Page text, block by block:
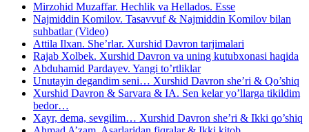
Mirzohid Muzaffar. Hechlik va Hellados. Esse
Najmiddin Komilov. Tasavvuf & Najmiddin Komilov bilan
suhbatlar (Video)
Attila Ilxan. She’rlar. Xurshid Davron tarjimalari
Rajab Xolbek. Xurshid Davron va uning kutubxonasi haqida
Abduhamid Pardayev. Yangi to’rtliklar
Unutayin degandim seni… Xurshid Davron she’ri & Qo’shiq
Xurshid Davron & Sarvara & IA. Sen kelar yo’llarga tikildim
bedor…
Xayr, dema, sevgilim… Xurshid Davron she’ri & Ikki qo’shiq